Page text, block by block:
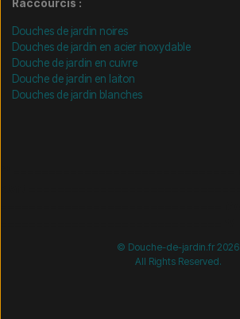
Raccourcis :
Douches de jardin noires
Douches de jardin en acier inoxydable
Douche de jardin en cuivre
Douche de jardin en laiton
Douches de jardin blanches
© Douche-de-jardin.fr 2026
All Rights Reserved.